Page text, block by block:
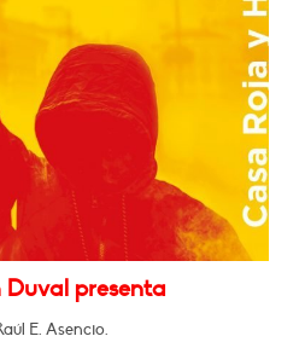
Duval presenta
E. Asencio.